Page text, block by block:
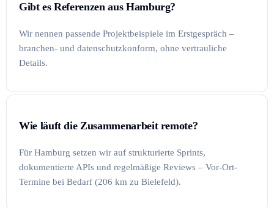
Gibt es Referenzen aus Hamburg?
Wir nennen passende Projektbeispiele im Erstgespräch –
branchen- und datenschutzkonform, ohne vertrauliche
Details.
Wie läuft die Zusammenarbeit remote?
Für Hamburg setzen wir auf strukturierte Sprints,
dokumentierte APIs und regelmäßige Reviews – Vor-Ort-
Termine bei Bedarf (206 km zu Bielefeld).